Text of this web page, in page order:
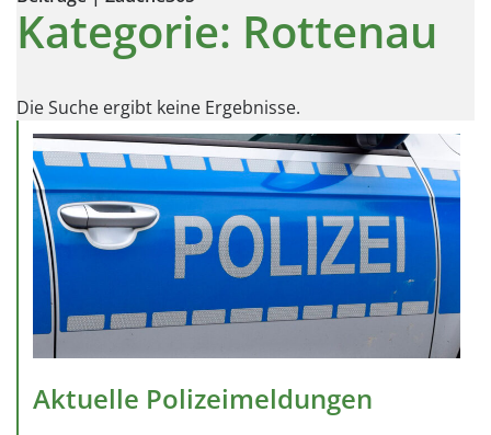
Kategorie: Rottenau
Die Suche ergibt keine Ergebnisse.
Aktuelle Polizeimeldungen